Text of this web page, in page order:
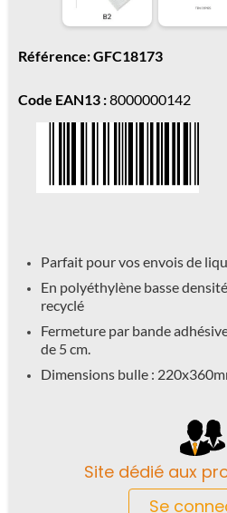
Référence: GFC18173
Code EAN13 :8000000142
Parfait pour vos envois de
En polyéthylène basse
recyclé
Fermeture par bande
de 5 cm.
Dimensions bulle :
Site dédié aux
Se